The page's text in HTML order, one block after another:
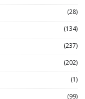
(28)
(134)
(237)
(202)
(1)
(99)